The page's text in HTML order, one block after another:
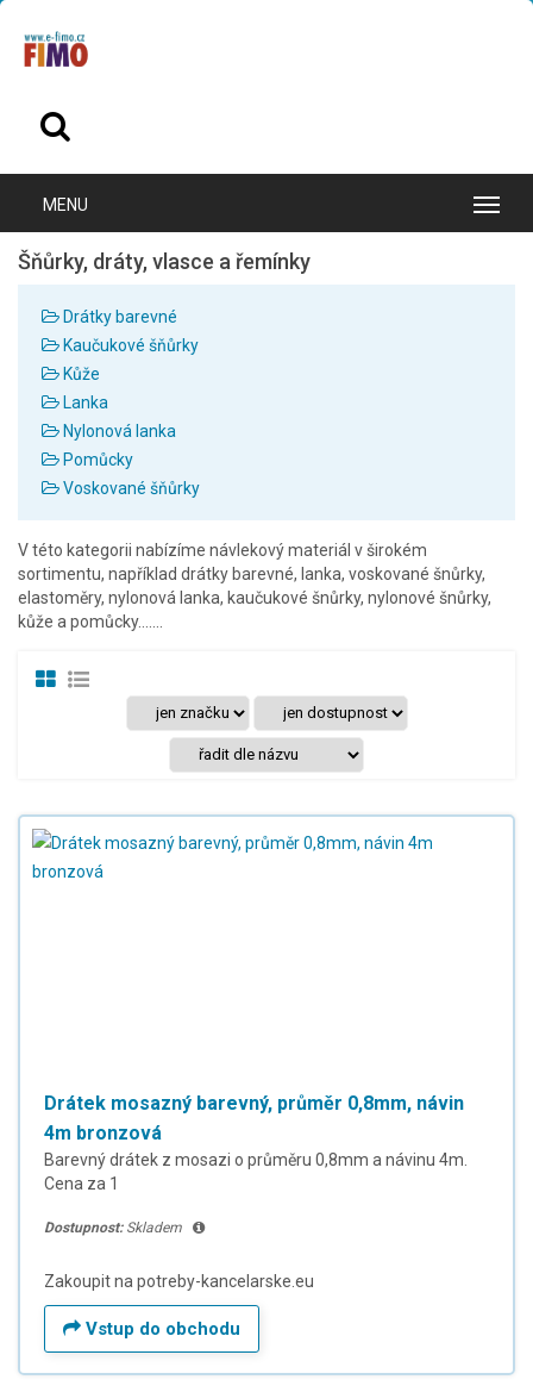
Šňůrky, dráty, vlasce a řemínky
Drátky barevné
Kaučukové šňůrky
Kůže
Lanka
Nylonová lanka
Pomůcky
Voskované šňůrky
V této kategorii nabízíme návlekový materiál v širokém
sortimentu, například drátky barevné, lanka, voskované šnůrky,
elastoměry, nylonová lanka, kaučukové šnůrky, nylonové šnůrky,
kůže a pomůcky.......
Drátek mosazný barevný, průměr 0,8mm, návin
4m bronzová
Barevný drátek z mosazi o průměru 0,8mm a návinu 4m.
Cena za 1
Dostupnost: Skladem
Zakoupit na potreby-kancelarske.eu
Vstup do obchodu